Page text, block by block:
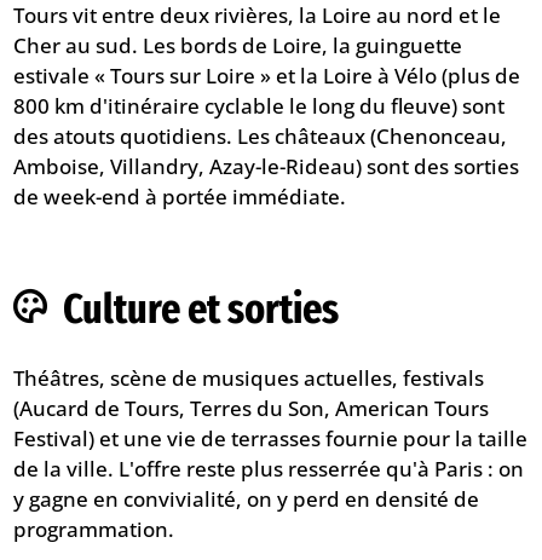
Tours vit entre deux rivières, la Loire au nord et le
Cher au sud. Les bords de Loire, la guinguette
estivale « Tours sur Loire » et la Loire à Vélo (plus de
800 km d'itinéraire cyclable le long du fleuve) sont
des atouts quotidiens. Les châteaux (Chenonceau,
Amboise, Villandry, Azay-le-Rideau) sont des sorties
de week-end à portée immédiate.
Culture et sorties
Théâtres, scène de musiques actuelles, festivals
(Aucard de Tours, Terres du Son, American Tours
Festival) et une vie de terrasses fournie pour la taille
de la ville. L'offre reste plus resserrée qu'à Paris : on
y gagne en convivialité, on y perd en densité de
programmation.